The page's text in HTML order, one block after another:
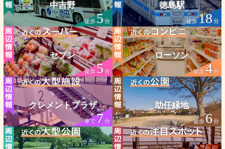
中吉野
徒歩5 分
徳島駅
徒歩18 分
セブン
徒歩5分
ローソン
徒歩4分
クレメントプラザ
車で7分
助任緑地
徒歩6分